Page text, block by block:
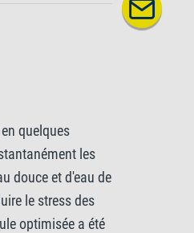
quelques
les
douce et d'eau de
le stress des
optimisée a été